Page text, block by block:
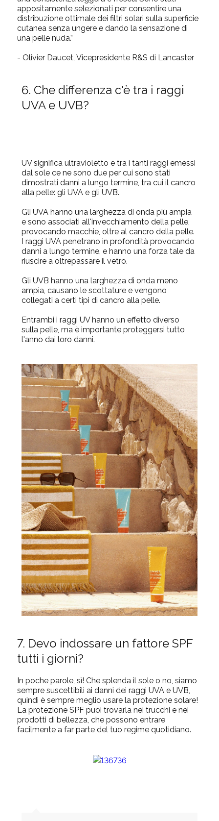
appositamente selezionati per consentire una
distribuzione ottimale dei filtri solari sulla superficie
cutanea senza ungere e dando la sensazione di
una pelle nuda.”
- Olivier Daucet, Vicepresidente R&S di Lancaster
6. Che differenza c'è tra i raggi
UVA e UVB?
UV significa ultravioletto e tra i tanti raggi emessi
dal sole ce ne sono due per cui sono stati
dimostrati danni a lungo termine, tra cui il cancro
alla pelle: gli UVA e gli UVB.
Gli UVA hanno una larghezza di onda più ampia
e sono associati all'invecchiamento della pelle,
provocando macchie, oltre al cancro della pelle.
I raggi UVA penetrano in profondità provocando
danni a lungo termine, e hanno una forza tale da
riuscire a oltrepassare il vetro.
Gli UVB hanno una larghezza di onda meno
ampia, causano le scottature e vengono
collegati a certi tipi di cancro alla pelle.
Entrambi i raggi UV hanno un effetto diverso
sulla pelle, ma è importante proteggersi tutto
l'anno dai loro danni.
7. Devo indossare un fattore SPF
tutti i giorni?
In poche parole, sì! Che splenda il sole o no, siamo
sempre suscettibili ai danni dei raggi UVA e UVB,
quindi è sempre meglio usare la protezione solare!
La protezione SPF puoi trovarla nei trucchi e nei
prodotti di bellezza, che possono entrare
facilmente a far parte del tuo regime quotidiano.